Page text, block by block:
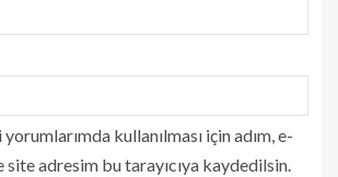
kullanılması için adım, e-
adresim bu tarayıcıya kaydedilsin.